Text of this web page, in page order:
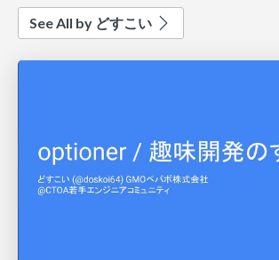
See All by どすこい